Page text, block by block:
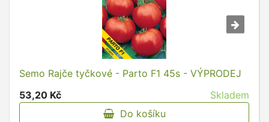
Semo Rajče tyčkové - Parto F1 45s - VÝPRODEJ
53,20 Kč
Skladem
Do košíku